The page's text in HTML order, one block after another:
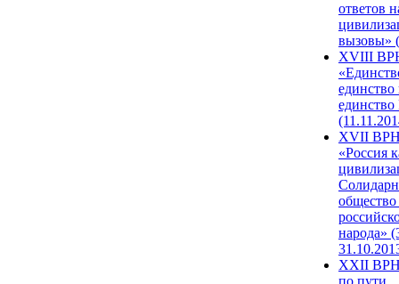
ответов
вызовы»
XVIII
единство
единство
XVII
«Россия
народа»
XXII
по пути